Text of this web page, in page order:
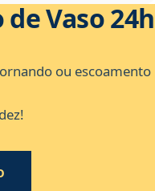
Vaso 24h
ou escoamento